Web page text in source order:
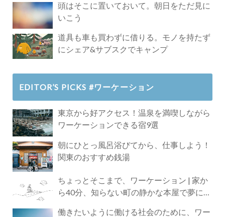
頭はそこに置いておいて。朝日をただ見に
いこう
道具も車も買わずに借りる。モノを持たず
にシェア&サブスクでキャンプ
EDITOR’S PICKS #ワーケーション
東京から好アクセス！温泉を満喫しながら
ワーケーションできる宿9選
朝にひとっ風呂浴びてから、仕事しよう！
関東のおすすめ銭湯
ちょっとそこまで、ワーケーション | 家か
ら40分、知らない町の静かな本屋で夢に近
働きたいように働ける社会のために、ワー